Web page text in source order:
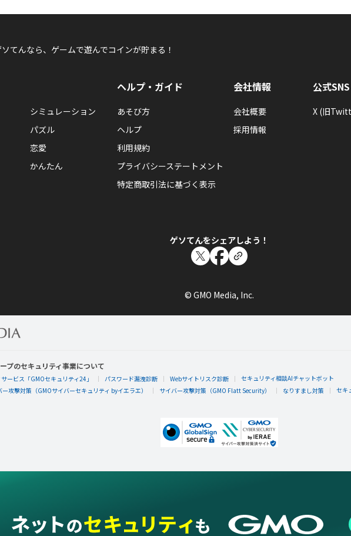
1997273
1997273さんが何か隠しバッジを手に入れたら
スターギャラクシーをはじめてあそんだらもらえるエネルギ
1997273
1997273さんが「おでかけステージホクオウを
ソてんなら、ゲームで遊んでコインが貯まる！
シミュレーション
パズル
恋愛
かんたん
ヘルプ・ガイド
あそび方
ヘルプ
利用規約
プライバシーステートメント
特定商取引法に基づく表示
会社情報
会社概要
採用情報
公式SNS
X (旧
ゲソてんをシェアしよう！
© GMO Media, Inc.
プのセキュリティ事業について
ービス「GMOセキュリティ24」 パスワード漏洩診断 Webサイトリスク診断
セキュリティ相談AIチャットボット
ー攻撃対策（GMOサイバーセキュリティ byイエラエ） サイバー攻撃対策（GMO Flatt Security） なりすまし対策 セキ